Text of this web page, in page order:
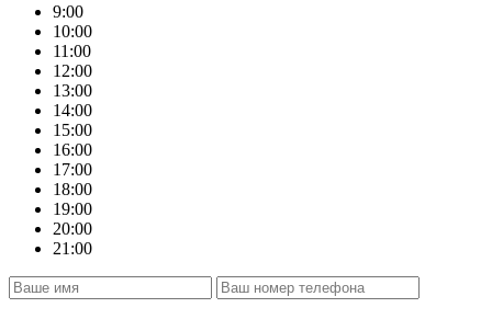
9:00
10:00
11:00
12:00
13:00
14:00
15:00
16:00
17:00
18:00
19:00
20:00
21:00